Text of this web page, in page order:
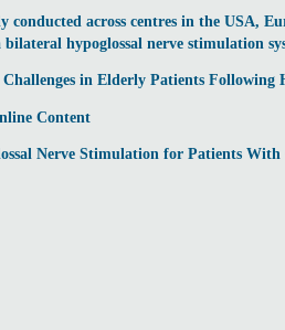
conducted across centres in the USA,
bilateral hypoglossal nerve stimulation
in Elderly Patients
Content
Nerve Stimulation for Patients With